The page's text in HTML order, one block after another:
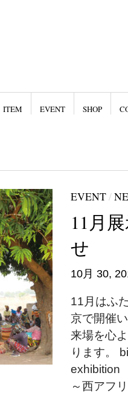
ITEM EVENT SHOP
EVENT/
11月
せ
10月 30,
11月はふ
京で開催
来場を心
ります。
exhibition
～西アフ